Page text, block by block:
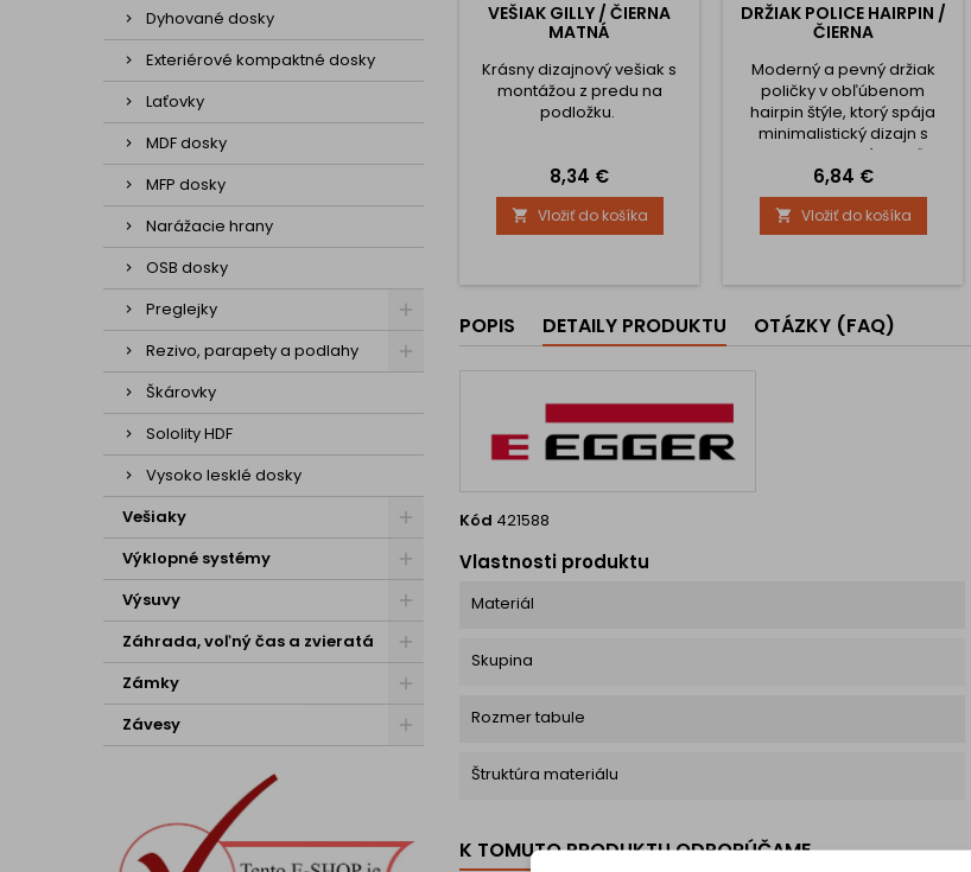
Dyhované dosky
Exteriérové kompaktné dosky
Laťovky
MDF dosky
MFP dosky
Narážacie hrany
OSB dosky
Preglejky
Rezivo, parapety a podlahy
Škárovky
Sololity HDF
Vysoko lesklé dosky
Vešiaky
Výklopné systémy
Výsuvy
Záhrada, voľný čas a zvieratá
Zámky
Závesy
VEŠIAK GILLY / ČIERNA
MATNÁ
Krásny dizajnový vešiak s
montážou z predu na
podložku.
Cena
8,34 €
 Vložiť do košíka
DRŽIAK POLICE HAIRPIN /
ČIERNA
Moderný a pevný držiak
poličky v obľúbenom
hairpin štýle, ktorý spája
minimalistický dizajn s
vysokou odolnosťou. Vďaka
oceľovej konštrukcii a
premyslenej výstuhe
poskytuje výbornú stabilitu
aj pri väčšej záťaži, a preto
obývačky, pracovne či
úprava dodáva držiaku
nadčasový vzhľad a
Cena
6,84 €
 Vložiť do košíka
POPIS DETAILY PRODUKTU OTÁZKY (FAQ)
Kód 421588
Vlastnosti produktu
Materiál
Skupina
Rozmer tabule
Štruktúra materiálu
K TOMUTO PRODUKTU ODPORÚČAME